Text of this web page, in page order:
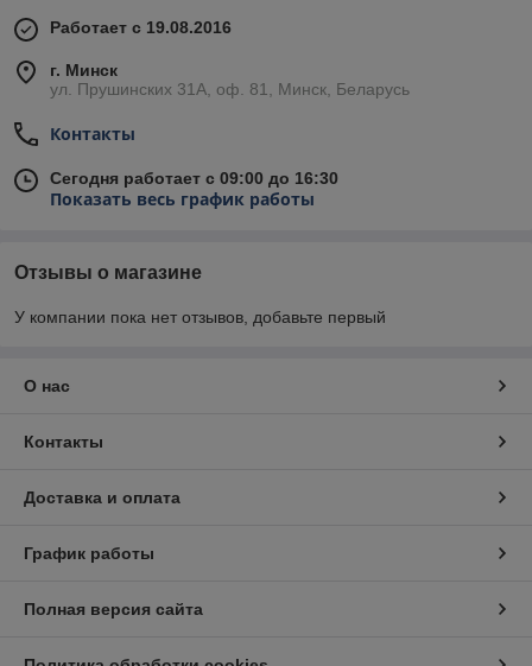
Работает с 19.08.2016
г. Минск
ул. Прушинских 31А, оф. 81, Минск, Беларусь
Контакты
Сегодня работает с 09:00 до 16:30
Показать весь график работы
Отзывы о магазине
У компании пока нет отзывов, добавьте первый
О нас
Контакты
Доставка и оплата
График работы
Полная версия сайта